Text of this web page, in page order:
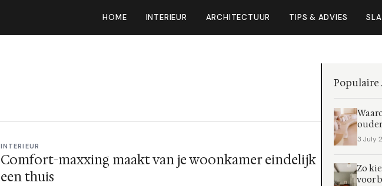
HOME INTERIEUR ARCHITECTUUR TIPS & ADVIES
INTERIEUR
Comfort-maxxing maakt van je woonkamer eindelijk
een thuis
3 July
Zo
voor